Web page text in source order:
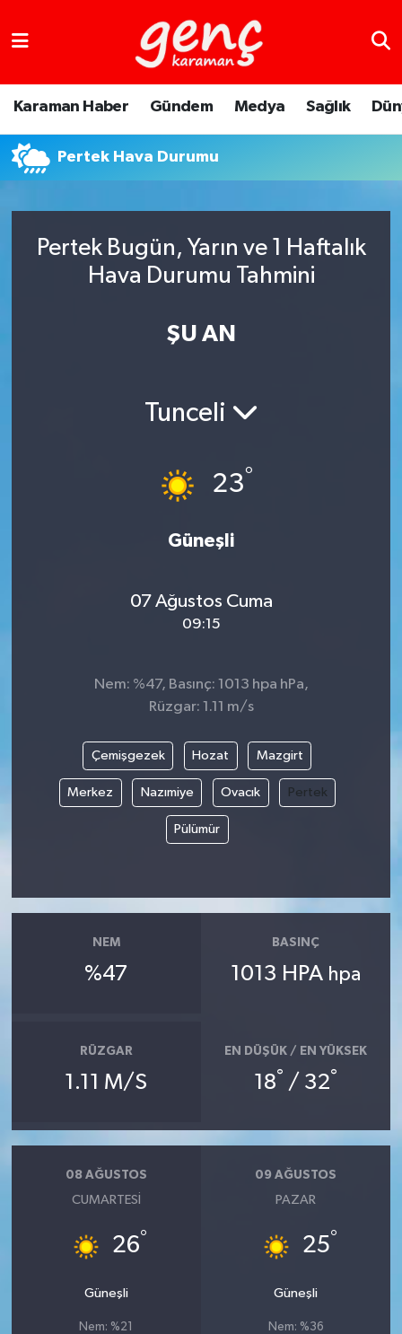
Karaman Haber Gündem Medya Sağlık
Pertek Hava Durumu
Pertek Bugün, Yarın ve 1 Haftalık
Hava Durumu Tahmini
ŞU AN
Tunceli
23°
Güneşli
07 Ağustos Cuma
09:15
Nem: %47, Basınç: 1013 hpa hPa,
Rüzgar: 1.11 m/s
Çemişgezek Hozat Mazgirt
Merkez Nazımiye Ovacık Pertek
Pülümür
NEM
%47
BASINÇ
1013 HPA hpa
RÜZGAR
1.11 M/S
EN DÜŞÜK / EN YÜKSEK
18° / 32°
08 AĞUSTOS
CUMARTESI
26°
Güneşli
Nem: %21
09 AĞUSTOS
PAZAR
25°
Güneşli
Nem: %36